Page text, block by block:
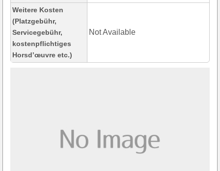
Weitere Kosten
(Platzgebühr,
Servicegebühr,
kostenpflichtiges
Horsd’œuvre etc.)
Not Available